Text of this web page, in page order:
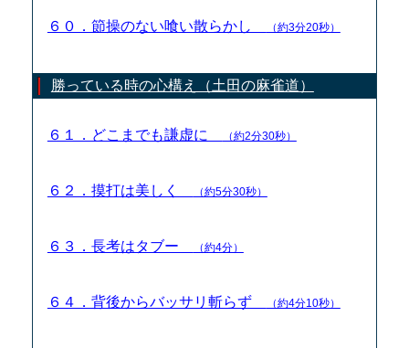
６０．節操のない喰い散らかし （約3分20秒）
勝っている時の心構え（土田の麻雀道）
６１．どこまでも謙虚に （約2分30秒）
６２．摸打は美しく （約5分30秒）
６３．長考はタブー （約4分）
６４．背後からバッサリ斬らず （約4分10秒）